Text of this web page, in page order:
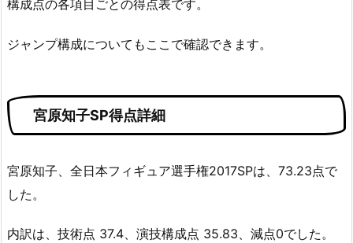
構成点の各項目ごとの得点表です。
ジャンプ構成についてもここで確認できます。
宮原知子SP得点詳細
宮原知子、全日本フィギュア選手権2017SPは、73.23点で
した。
内訳は、技術点 37.4、演技構成点 35.83、減点0でした。